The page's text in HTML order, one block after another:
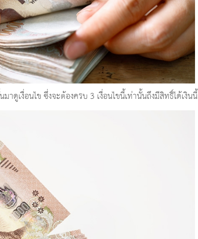
ดูเงื่อนไข ซึ่งจะต้องครบ 3 เงื่อนไขนี้เท่านั้นถึงมีสิทธิ์ได้เงินนี้